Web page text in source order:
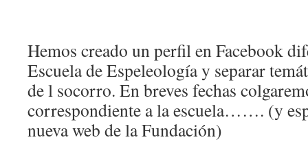
Hemos creado un perfil en Facebook
Escuela de Espeleología y separar
de l socorro. En breves fechas
correspondiente a la escuela……. (y
nueva web de la Fundación)